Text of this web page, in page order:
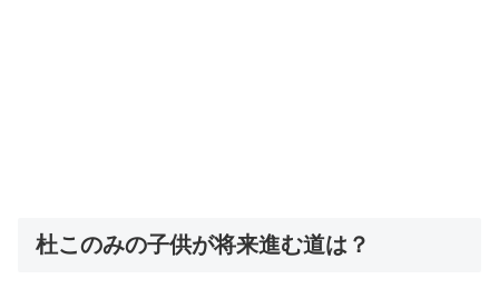
杜このみの子供が将来進む道は？